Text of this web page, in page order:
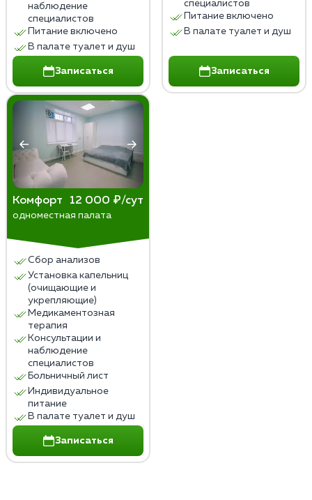
наблюдение
специалистов
Питание включено
В палате туалет и душ
Записаться
специалистов
Питание включено
В палате туалет и душ
Записаться
Комфорт 12 000 ₽/сут
одноместная палата
Сбор анализов
Установка капельниц
(очищающие и
укрепляющие)
Медикаментозная
терапия
Консультации и
наблюдение
специалистов
Больничный лист
Индивидуальное
питание
В палате туалет и душ
Записаться